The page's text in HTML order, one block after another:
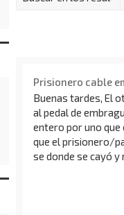
Prisionero cable
Buenas tardes, El
al pedal de
entero por uno que
que el prisionero/
se donde se cayó y